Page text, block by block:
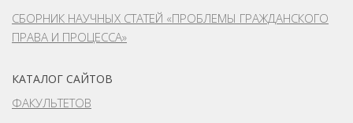
СБОРНИК НАУЧНЫХ СТАТЕЙ «ПРОБЛЕМЫ ГРАЖДАНСКОГО
ПРАВА И ПРОЦЕССА»
КАТАЛОГ САЙТОВ
ФАКУЛЬТЕТОВ